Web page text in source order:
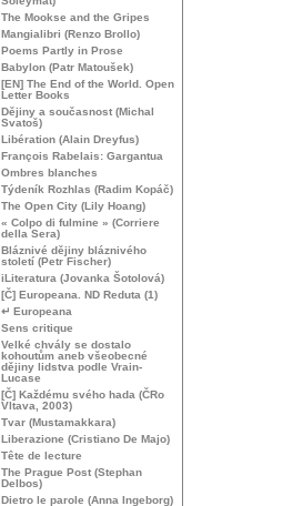
The Mookse and the Gripes
Mangialibri (Renzo Brollo)
Poems Partly in Prose
Babylon (Patr Matoušek)
[EN] The End of the World. Open
Letter Books
Dějiny a současnost (Michal
Svatoš)
Libération (Alain Dreyfus)
François Rabelais: Gargantua
Ombres blanches
Týdeník Rozhlas (Radim Kopáč)
The Open City (Lily Hoang)
« Colpo di fulmine » (Corriere
della Sera)
Bláznivé dějiny bláznivého
století (Petr Fischer)
iLiteratura (Jovanka Šotolová)
[Č] Europeana. ND Reduta (1)
↵ Europeana
Sens critique
Velké chvály se dostalo
kohoutům aneb všeobecné
dějiny lidstva podle Vrain-
Lucase
[Č] Každému svého hada (ČRo
Vltava, 2003)
Tvar (Mustamakkara)
Liberazione (Cristiano De Majo)
Tête de lecture
The Prague Post (Stephan
Delbos)
Dietro le parole (Anna Ingeborg)